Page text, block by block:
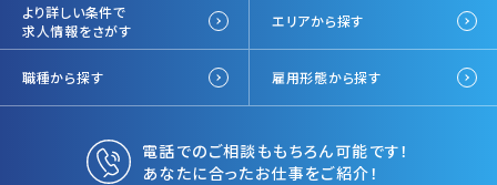
より詳しい条件で
求人情報をさがす
エリアから探す
職種から探す 雇用形態から探す
電話でのご相談ももちろん可能です！
あなたに合ったお仕事をご紹介！